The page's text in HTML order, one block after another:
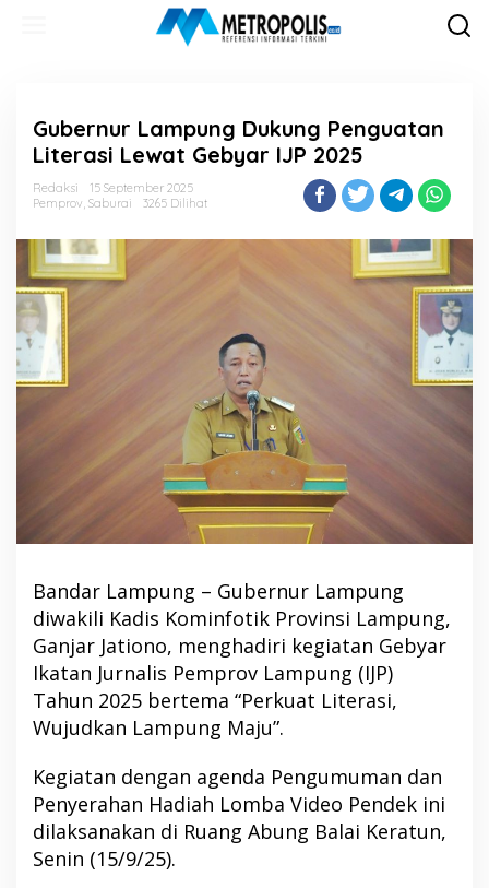
Gubernur Lampung Dukung Penguatan
Literasi Lewat Gebyar IJP 2025
Redaksi
15 September 2025
Pemprov, Saburai 3265 Dilihat
Bandar Lampung – Gubernur Lampung
diwakili Kadis Kominfotik Provinsi Lampung,
Ganjar Jationo, menghadiri kegiatan Gebyar
Ikatan Jurnalis Pemprov Lampung (IJP)
Tahun 2025 bertema “Perkuat Literasi,
Wujudkan Lampung Maju”.
Kegiatan dengan agenda Pengumuman dan
Penyerahan Hadiah Lomba Video Pendek ini
dilaksanakan di Ruang Abung Balai Keratun,
Senin (15/9/25).